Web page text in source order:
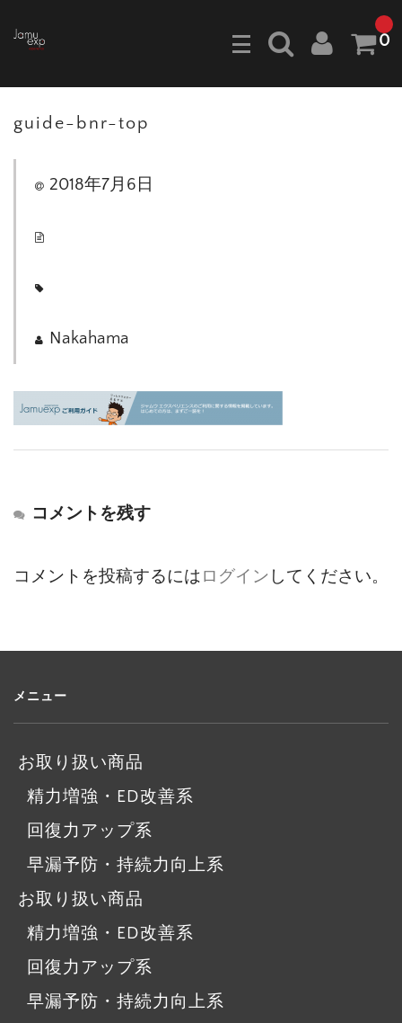
0
guide-bnr-top
2018年7月6日
Nakahama
コメントを残す
コメントを投稿するにはログイン してください。
メニュー
お取り扱い商品
精力増強・ED改善系
回復力アップ系
早漏予防・持続力向上系
お取り扱い商品
精力増強・ED改善系
回復力アップ系
早漏予防・持続力向上系